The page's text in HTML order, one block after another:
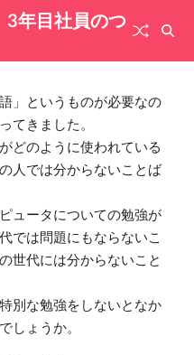
年目社員のつ
」というものが必要なの
てきました。
どのように使われている
人では分からないことば
ュータについての勉強が
では問題にもならないこ
世代には分からないこと
別な勉強をしないとなか
しょうか。